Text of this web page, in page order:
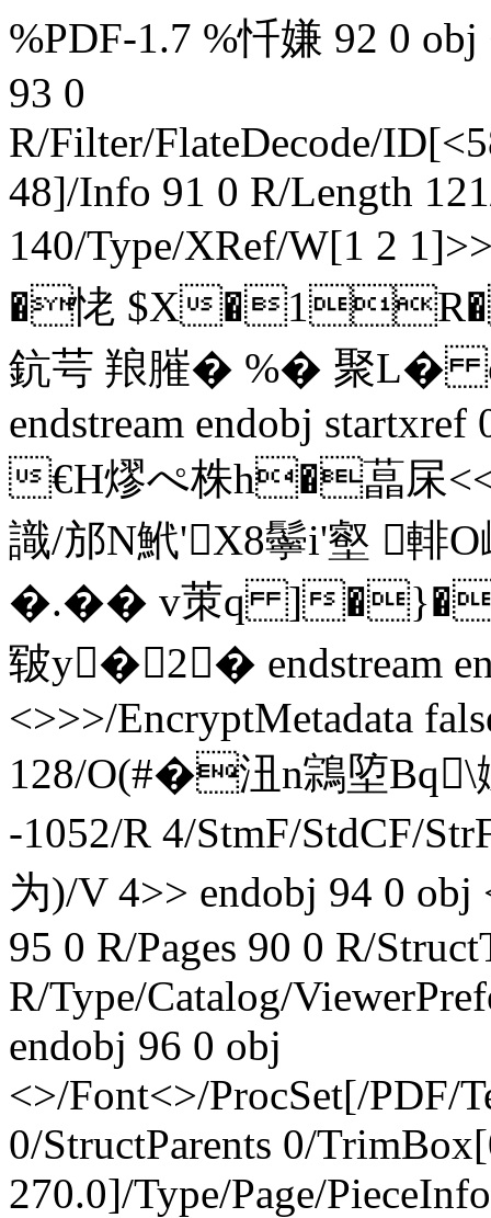
%PDF-1.7 %忏嫌 92 0
93 0
R/Filter/FlateDecode/ID[
48]/Info 91 0 R/Length
140/Type/XRef/W[1 2
�恅 $X�1R� 膉
鈧芌 羪膗� %� 聚
endstream endobj
€H熮ぺ株h�蕌杘
識/邡N鮘'X8鬡i'壑 輫
�.�� v茦q ]
皲y�2� endstream
<>>>/EncryptMetadata
128/O(#�沑n鶎埅
-1052/R 4/StmF/StdCF/
为)/V 4>> endobj 94 0 obj
95 0 R/Pages 90 0 R/
R/Type/Catalog/
endobj 96 0 obj
<>/Font<>/ProcSet[/PDF/
0/StructParents 0/
270.0]/Type/Page/